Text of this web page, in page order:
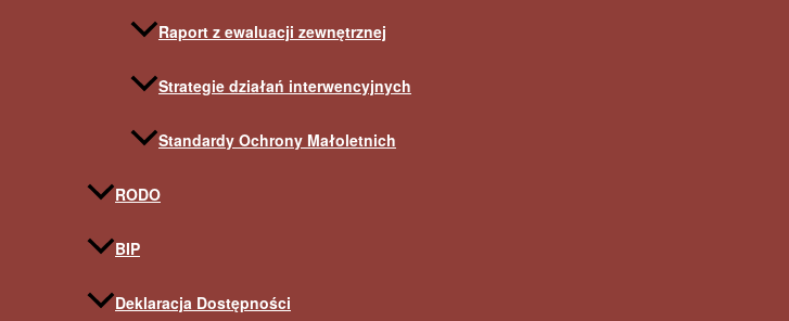
Raport z ewaluacji zewnętrznej
Strategie działań interwencyjnych
Standardy Ochrony Małoletnich
RODO
BIP
Deklaracja Dostępności